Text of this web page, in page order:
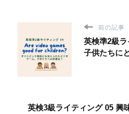
前の記事
英検準2級ラ
子供たちに
英検3級ライティング 05 興